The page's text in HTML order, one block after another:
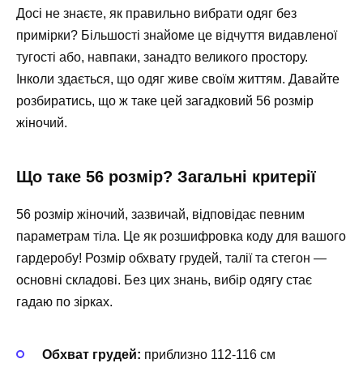
Досі не знаєте, як правильно вибрати одяг без
примірки? Більшості знайоме це відчуття видавленої
тугості або, навпаки, занадто великого простору.
Інколи здається, що одяг живе своїм життям. Давайте
розбиратись, що ж таке цей загадковий 56 розмір
жіночий.
Що таке 56 розмір? Загальні критерії
56 розмір жіночий, зазвичай, відповідає певним
параметрам тіла. Це як розшифровка коду для вашого
гардеробу! Розмір обхвату грудей, талії та стегон —
основні складові. Без цих знань, вибір одягу стає
гадаю по зірках.
Обхват грудей: приблизно 112-116 см